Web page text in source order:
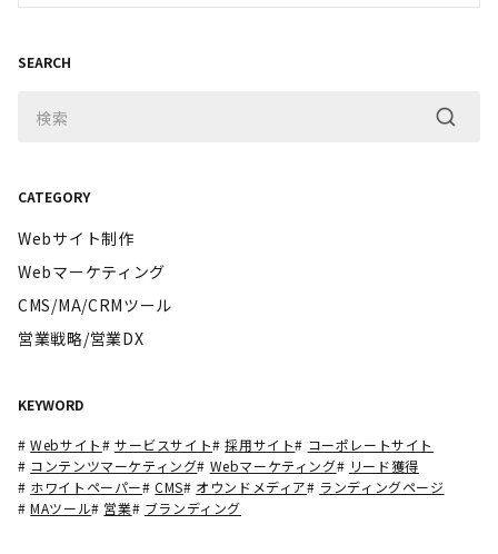
SEARCH
CATEGORY
Webサイト制作
Webマーケティング
CMS/MA/CRMツール
営業戦略/営業DX
KEYWORD
#Webサイト#サービスサイト#採用サイト# コーポレートサイト
# コンテンツマーケティング# Webマーケティング# リード獲得
# ホワイトペーパー#CMS# オウンドメディア# ランディングページ
#MAツール# 営業# ブランディング